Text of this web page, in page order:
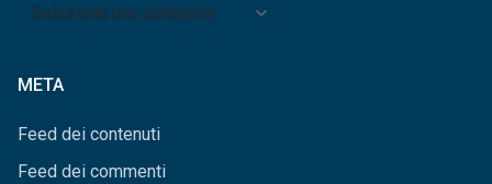
META
Feed dei contenuti
Feed dei commenti